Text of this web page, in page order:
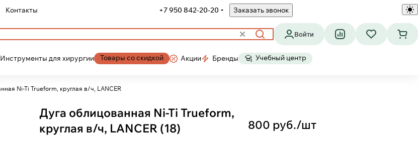
Контакты +7 950 842-20-20 Заказать звонок
Войти
Инструменты для хирургии Товары со скидкой Акции Бренды Учебный центр
Дуга облицованная Ni-Ti Trueform, круглая в/ч, LANCER
Дуга облицованная Ni-Ti Trueform,
круглая в/ч, LANCER (18)
800 руб./шт